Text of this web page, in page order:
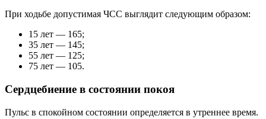
При ходьбе допустимая ЧСС выглядит следующим образом:
15 лет — 165;
35 лет — 145;
55 лет — 125;
75 лет — 105.
Сердцебиение в состоянии покоя
Пульс в спокойном состоянии определяется в утреннее время.